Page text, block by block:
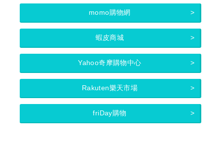
momo購物網
蝦皮商城
Yahoo奇摩購物中心
Rakuten樂天市場
friDay購物